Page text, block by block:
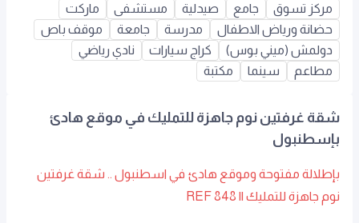
مركز تسوق جامع صيدلية مستشفى
ماركت
حضانة ورياض الاطفال
مدرسة جامعة
موقف باص
دولمش (ميني بوس)
كراج سيارات
نادي رياضي
مطاعم
سينما مكتبة
شقة غرفتين نوم جاهزة للتمليك في موقع هادئ
بإسطنبول
بإطلالة مفتوحة وموقع هادئ في اسطنبول .. شقة غرفتين
نوم جاهزة للتمليك || REF 848